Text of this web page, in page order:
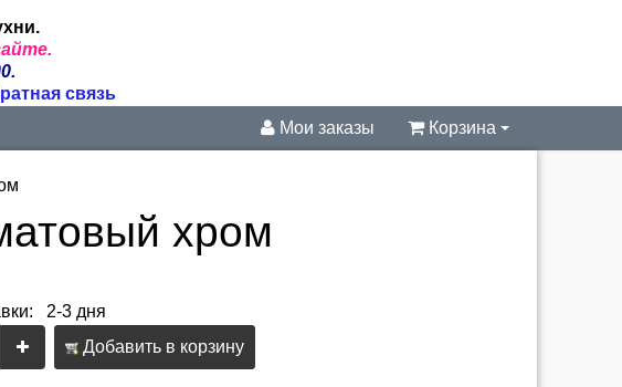
связь
Мои заказы Корзина
хром
2-3 дня
Добавить в корзину